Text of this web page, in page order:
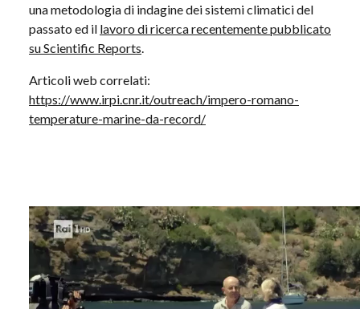
una metodologia di indagine dei sistemi climatici del
passato ed il lavoro di ricerca recentemente pubblicato
su Scientific Reports.
Articoli web correlati:
https://www.irpi.cnr.it/outreach/impero-romano-
temperature-marine-da-record/